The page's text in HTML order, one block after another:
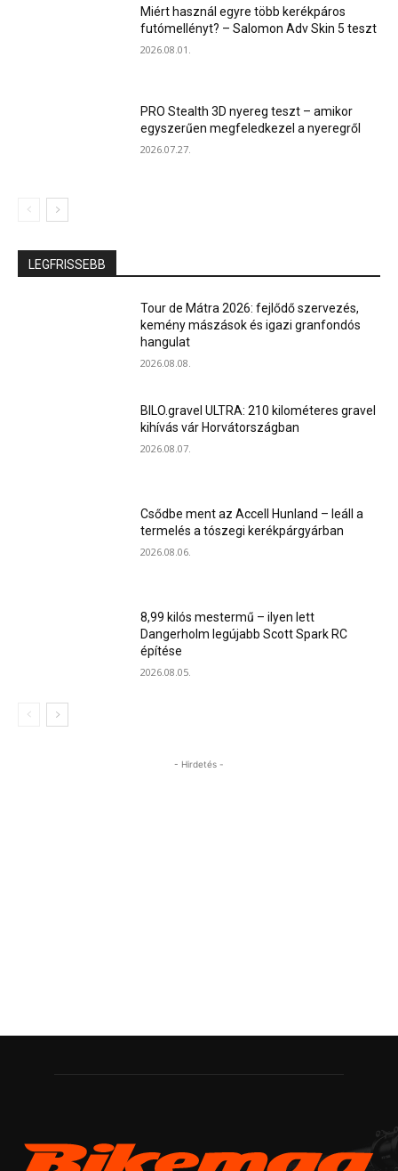
Miért használ egyre több kerékpáros
futómellényt? – Salomon Adv Skin 5 teszt
2026.08.01.
PRO Stealth 3D nyereg teszt – amikor
egyszerűen megfeledkezel a nyeregről
2026.07.27.
LEGFRISSEBB
Tour de Mátra 2026: fejlődő szervezés,
kemény mászások és igazi granfondós
hangulat
2026.08.08.
BILO.gravel ULTRA: 210 kilométeres gravel
kihívás vár Horvátországban
2026.08.07.
Csődbe ment az Accell Hunland – leáll a
termelés a tószegi kerékpárgyárban
2026.08.06.
8,99 kilós mestermű – ilyen lett
Dangerholm legújabb Scott Spark RC
építése
2026.08.05.
- Hirdetés -